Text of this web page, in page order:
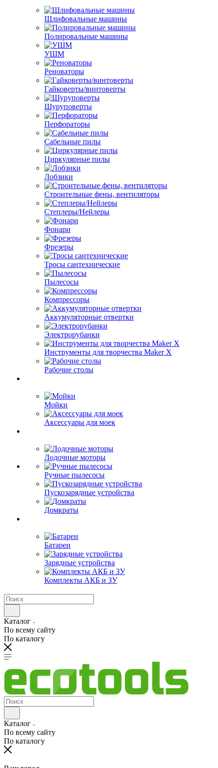
Шлифовальные машины
Полировальные машины
УШМ
Реноваторы
Гайковерты/винтоверты
Шуруповерты
Перфораторы
Сабельные пилы
Циркулярные пилы
Лобзики
Строительные фены, вентиляторы
Степлеры/Нейлеры
Фонари
Фрезеры
Тросы сантехнические
Пылесосы
Компрессоры
Аккумуляторные отвертки
Электрорубанки
Инструменты для творчества Maker X
Рабочие столы
Мойки
Аксессуары для моек
Лодочные моторы
Ручные пылесосы
Пускозарядные устройства
Домкраты
Батареи
Зарядные устройства
Комплекты АКБ и ЗУ
Каталог
По всему сайту
По каталогу
Каталог
По всему сайту
По каталогу